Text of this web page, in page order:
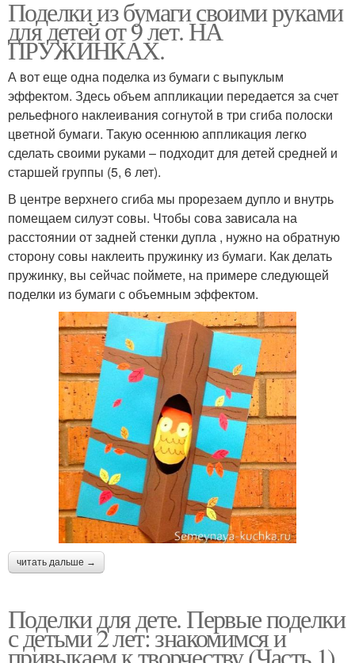
Поделки из бумаги своими руками
для детей от 9 лет. НА
ПРУЖИНКАХ.
А вот еще одна поделка из бумаги с выпуклым
эффектом. Здесь объем аппликации передается за счет
рельефного наклеивания согнутой в три сгиба полоски
цветной бумаги. Такую осеннюю аппликация легко
сделать своими руками – подходит для детей средней и
старшей группы (5, 6 лет).
В центре верхнего сгиба мы прорезаем дупло и внутрь
помещаем силуэт совы. Чтобы сова зависала на
расстоянии от задней стенки дупла , нужно на обратную
сторону совы наклеить пружинку из бумаги. Как делать
пружинку, вы сейчас поймете, на примере следующей
поделки из бумаги с объемным эффектом.
читать дальше →
Поделки для дете. Первые поделки
с детьми 2 лет: знакомимся и